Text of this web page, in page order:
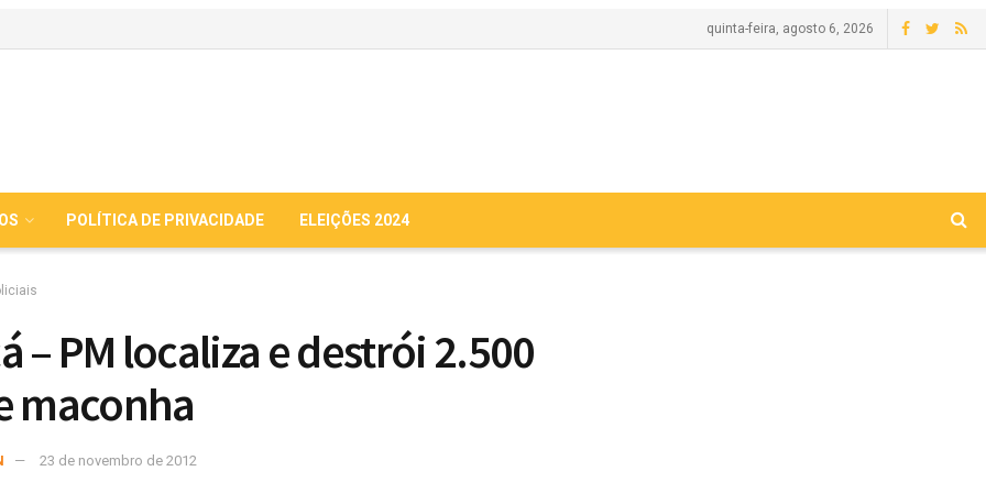
quinta-feira, agosto 6, 2026
POLÍTICA DE PRIVACIDADE ELEIÇÕES 2024
– PM localiza e destrói 2.500
maconha
23 de novembro de 2012